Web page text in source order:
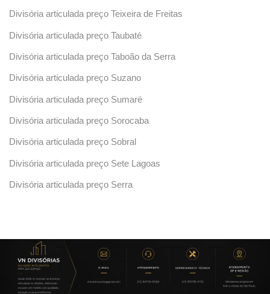
Divisória articulada preço Teixeira de Freitas
Divisória articulada preço Taubaté
Divisória articulada preço Taboão da Serra
Divisória articulada preço Suzano
Divisória articulada preço Sumaré
Divisória articulada preço Sorocaba
Divisória articulada preço Sobral
Divisória articulada preço Sete Lagoas
Divisória articulada preço Serra